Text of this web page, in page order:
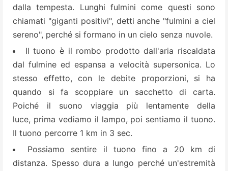
dalla tempesta. Lunghi fulmini come questi sono
chiamati "giganti positivi", detti anche "fulmini a ciel
sereno", perché si formano in un cielo senza nuvole.
Il tuono è il rombo prodotto dall'aria riscaldata
dal fulmine ed espansa a velocità supersonica. Lo
stesso effetto, con le debite proporzioni, si ha
quando si fa scoppiare un sacchetto di carta.
Poiché il suono viaggia più lentamente della
luce, prima vediamo il lampo, poi sentiamo il tuono.
Il tuono percorre 1 km in 3 sec.
Possiamo sentire il tuono fino a 20 km di
distanza. Spesso dura a lungo perché un'estremità